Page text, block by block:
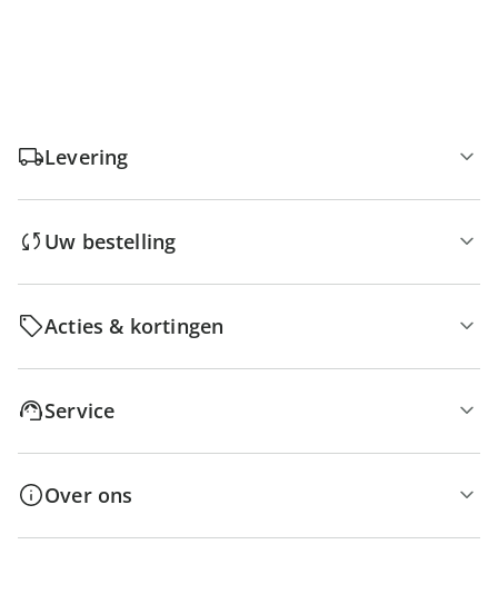
Levering
Uw bestelling
Acties & kortingen
Service
Over ons